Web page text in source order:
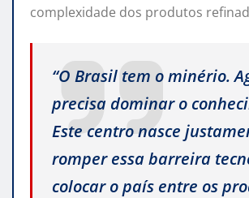
complexidade dos produtos
“O Brasil tem o minério.
precisa dominar o
Este centro nasce
romper essa barreira
colocar o país entre os